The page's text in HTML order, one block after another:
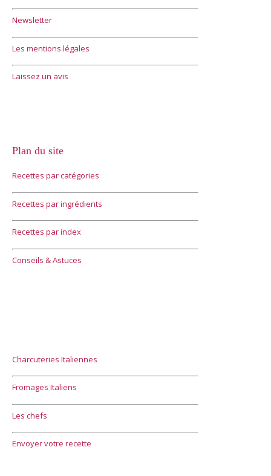
Newsletter
Les mentions légales
Laissez un avis
Plan du site
Recettes par catégories
Recettes par ingrédients
Recettes par index
Conseils & Astuces
Charcuteries Italiennes
Fromages Italiens
Les chefs
Envoyer votre recette